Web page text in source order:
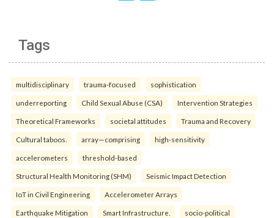
Tags
multidisciplinary trauma-focused sophistication
underreporting Child Sexual Abuse (CSA) Intervention Strategies
Theoretical Frameworks societal attitudes Trauma and Recovery
Cultural taboos. array—comprising high-sensitivity
accelerometers threshold-based
Structural Health Monitoring (SHM) Seismic Impact Detection
IoT in Civil Engineering Accelerometer Arrays
Earthquake Mitigation Smart Infrastructure. socio-political